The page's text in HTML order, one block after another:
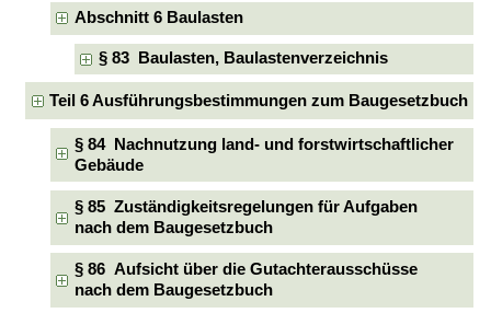
Abschnitt 6 Baulasten
§ 83 Baulasten, Baulastenverzeichnis
Teil 6 Ausführungsbestimmungen zum Baugesetzbuch
§ 84 Nachnutzung land- und forstwirtschaftlicher
Gebäude
§ 85 Zuständigkeitsregelungen für Aufgaben
nach dem Baugesetzbuch
§ 86 Aufsicht über die Gutachterausschüsse
nach dem Baugesetzbuch